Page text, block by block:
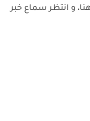
و انتظر سماع خبر